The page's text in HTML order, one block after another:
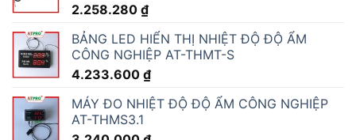
2.258.280 ₫
BẢNG LED HIỂN THỊ NHIỆT ĐỘ ĐỘ ẨM
CÔNG NGHIỆP AT-THMT-S
4.233.600 ₫
MÁY ĐO NHIỆT ĐỘ ĐỘ ẨM CÔNG NGHIỆP
AT-THMS3.1